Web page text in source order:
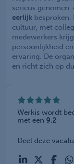
serieus
eerlijk besproken.
cultuur, met
medewerkers
persoonlijkheid
ervaring. De
en richt zich op
Werkis wordt
met een 9.2
Deel deze